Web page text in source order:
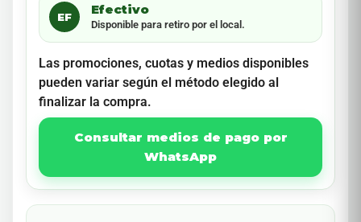
EF
Efectivo
Disponible para retiro por el local.
Las promociones, cuotas y medios disponibles
pueden variar según el método elegido al
finalizar la compra.
Consultar medios de pago por
WhatsApp